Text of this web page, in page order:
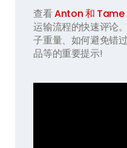
查看Anton 和 Tame
运输流程的快速评论
子重量、如何避免错
品等的重要提示!